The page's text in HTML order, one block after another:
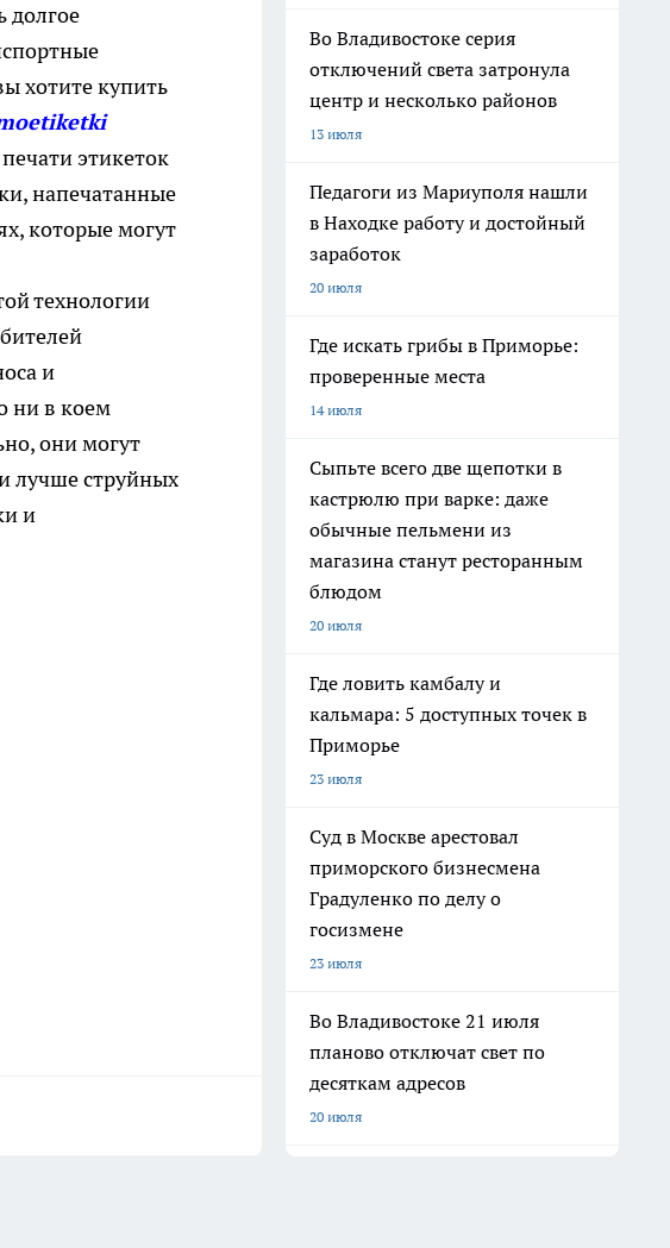
долгое
хотите купить
этикеток
напечатанные
которые могут
технологии
и
ни в коем
они могут
лучше струйных
и
Во Владивостоке серия
отключений света затронула
центр и несколько районов
13 июля
Педагоги из Мариуполя нашли
в Находке работу и достойный
заработок
20 июля
Где искать грибы в Приморье:
проверенные места
14 июля
Сыпьте всего две щепотки в
кастрюлю при варке: даже
обычные пельмени из
магазина станут ресторанным
блюдом
20 июля
Где ловить камбалу и
кальмара: 5 доступных точек в
Приморье
23 июля
Суд в Москве арестовал
приморского бизнесмена
Градуленко по делу о
госизмене
23 июля
Во Владивостоке 21 июля
планово отключат свет по
десяткам адресов
20 июля